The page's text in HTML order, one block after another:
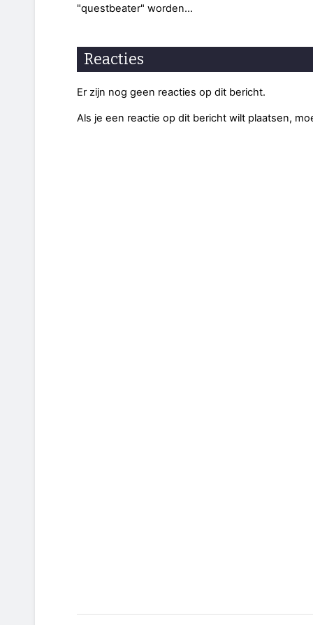
"questbeater" worden...
Reacties
Er zijn nog geen reacties op dit bericht.
Als je een reactie op dit bericht wilt plaatsen,